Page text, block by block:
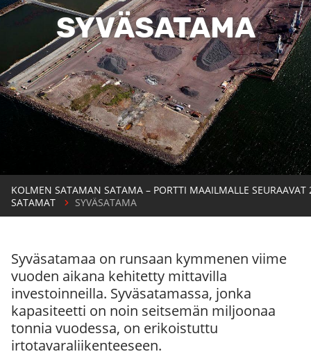
SYVÄSATAMA
KOLMEN SATAMAN SATAMA – PORTTI MAAILMALLE SEURAAVAT
SATAMAT
SYVÄSATAMA
Syväsatamaa on runsaan kymmenen viime
vuoden aikana kehitetty mittavilla
investoinneilla. Syväsatamassa, jonka
kapasiteetti on noin seitsemän miljoonaa
tonnia vuodessa, on erikoistuttu
irtotavaraliikenteeseen.